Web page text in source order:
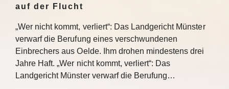
auf der Flucht
„Wer nicht kommt, verliert“: Das Landgericht Münster
verwarf die Berufung eines verschwundenen
Einbrechers aus Oelde. Ihm drohen mindestens drei
Jahre Haft. „Wer nicht kommt, verliert“: Das
Landgericht Münster verwarf die Berufung…